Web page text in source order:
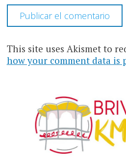
This site uses Akismet to
how your comment data is